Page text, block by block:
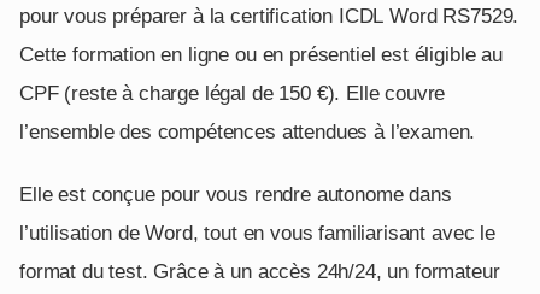
pour vous préparer à la certification ICDL Word RS7529.
Cette formation en ligne ou en présentiel est éligible au
CPF (reste à charge légal de 150 €). Elle couvre
l’ensemble des compétences attendues à l’examen.
Elle est conçue pour vous rendre autonome dans
l’utilisation de Word, tout en vous familiarisant avec le
format du test. Grâce à un accès 24h/24, un formateur